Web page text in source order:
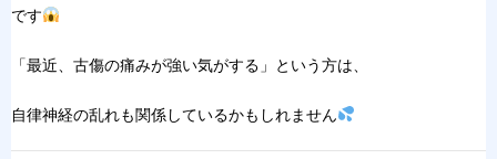
です
「最近、古傷の痛みが強い気がする」という方は、
自律神経の乱れも関係しているかもしれません